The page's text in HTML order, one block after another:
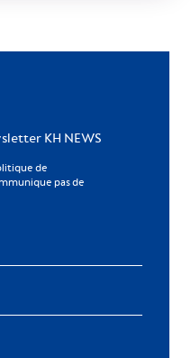
KH NEWS
de
pas de